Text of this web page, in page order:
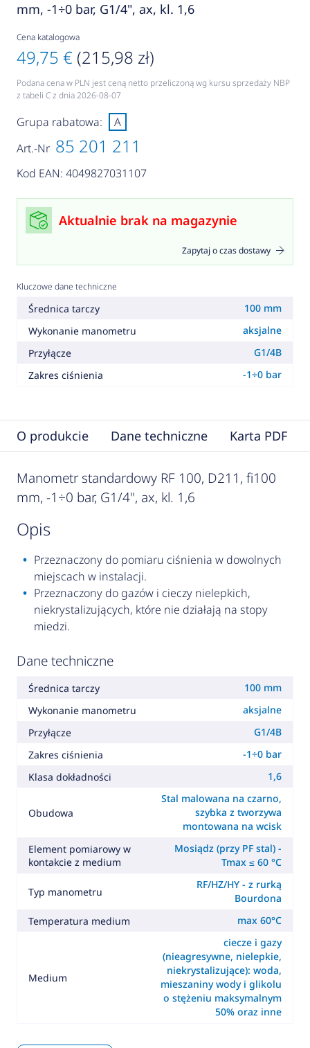
mm, -1÷0 bar, G1/4", ax, kl. 1,6
Cena katalogowa
49,75 € (215,98 zł)
Podana cena w PLN jest ceną netto przeliczoną wg kursu sprzedaży NBP
z tabeli C z dnia 2026-08-07
Art.-Nr 85 201 211
Kod EAN: 4049827031107
Grupa rabatowa: A
Aktualnie brak na magazynie
Zapytaj o czas dostawy
Kluczowe dane techniczne
Średnica tarczy
100 mm
Wykonanie manometru
aksjalne
Przyłącze
G1/4B
Zakres ciśnienia
-1÷0 bar
O produkcie Dane techniczne Karta PDF
Manometr standardowy RF 100, D211, fi100
mm, -1÷0 bar, G1/4", ax, kl. 1,6
opis
Przeznaczony do pomiaru ciśnienia w dowolnych
miejscach w instalacji.
Przeznaczony do gazów i cieczy nielepkich,
niekrystalizujących, które nie działają na stopy
miedzi.
Dane techniczne
Średnica tarczy
100 mm
Wykonanie manometru
aksjalne
Przyłącze
G1/4B
Zakres ciśnienia
-1÷0 bar
Klasa dokładności
1,6
Obudowa
Stal malowana na czarno,
szybka z tworzywa
montowana na wcisk
Element pomiarowy w
kontakcie z medium
Mosiądz (przy PF stal) -
Tmax ≤ 60 °C
Typ manometru
RF/HZ/HY - z rurką
Bourdona
Temperatura medium
max 60°C
Medium
ciecze i gazy
(nieagresywne, nielepkie,
niekrystalizujące): woda,
mieszaniny wody i glikolu
o stężeniu maksymalnym
50% oraz inne